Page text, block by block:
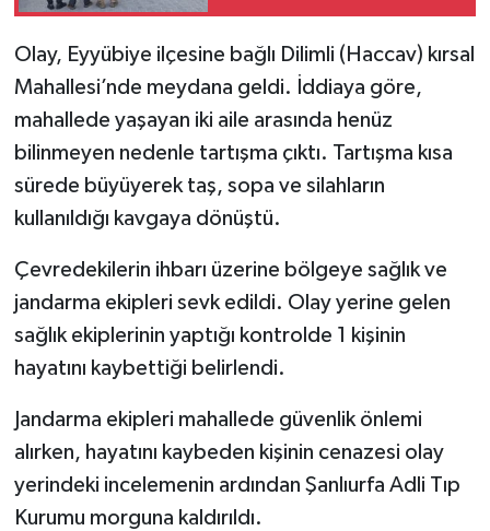
Olay, Eyyübiye ilçesine bağlı Dilimli (Haccav) kırsal
Mahallesi’nde meydana geldi. İddiaya göre,
mahallede yaşayan iki aile arasında henüz
bilinmeyen nedenle tartışma çıktı. Tartışma kısa
sürede büyüyerek taş, sopa ve silahların
kullanıldığı kavgaya dönüştü.
Çevredekilerin ihbarı üzerine bölgeye sağlık ve
jandarma ekipleri sevk edildi. Olay yerine gelen
sağlık ekiplerinin yaptığı kontrolde 1 kişinin
hayatını kaybettiği belirlendi.
Jandarma ekipleri mahallede güvenlik önlemi
alırken, hayatını kaybeden kişinin cenazesi olay
yerindeki incelemenin ardından Şanlıurfa Adli Tıp
Kurumu morguna kaldırıldı.